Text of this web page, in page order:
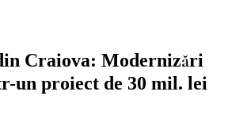
Craiova: Modernizări
un proiect de 30 mil. lei